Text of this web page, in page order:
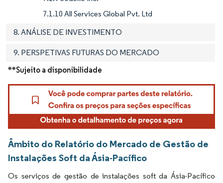
7.1.10 All Services Global Pvt. Ltd
8. ANÁLISE DE INVESTIMENTO
9. PERSPETIVAS FUTURAS DO MERCADO
**Sujeito a disponibilidade
Âmbito do Relatório do Mercado de Gestão de
Instalações Soft da Ásia-Pacífico
Os serviços de gestão de instalações soft da Ásia-Pacífico